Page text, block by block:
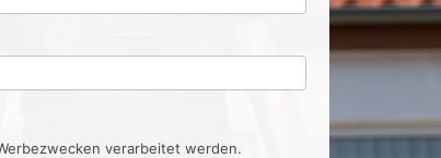
verarbeitet werden.